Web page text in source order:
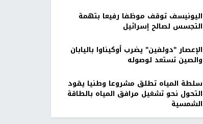
اليونيسف توقف موظفا رفيعا بتهمة
التجسس لصالح إسرائيل
الإعصار "دولفين" يضرب أوكيناوا باليابان
والصين تستعد لوصوله
سلطة المياه تطلق مشروعا وطنيا يقود
التحول نحو تشغيل مرافق المياه بالطاقة
الشمسية